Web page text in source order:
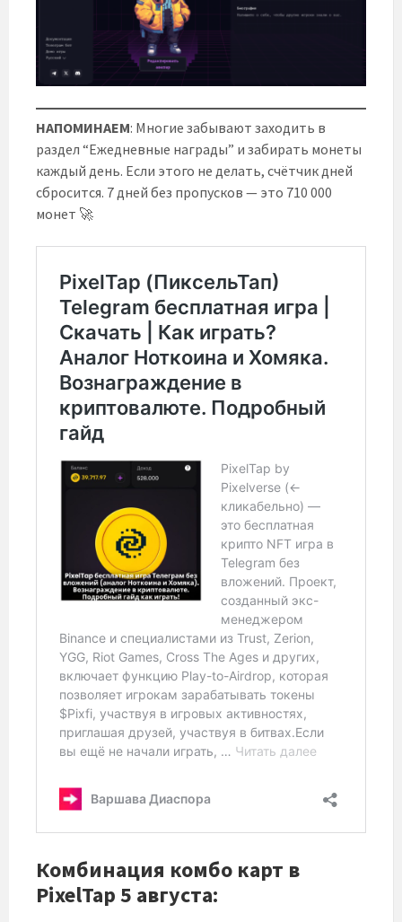
НАПОМИНАЕМ: Многие забывают заходить в
раздел “Ежедневные награды” и забирать монеты
каждый день. Если этого не делать, счётчик дней
сбросится. 7 дней без пропусков — это 710 000
монет 🚀
Комбинация комбо карт в
PixelTap 5 августа: